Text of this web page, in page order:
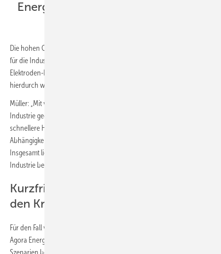
Energiepreiskrisen wappnen“
Die hohen Gaspreise rücken Effizienzmaßnahmen und Elektrifizierung
für die Industrie in den Fokus: Der Umstieg auf Wärmepumpen oder
Elektroden-Heizkessel für die Niedertemperatur-Prozesswärme wird
hierdurch wirtschaftlicher.
Müller: „Mit verbesserter Energie- und Materialeffizienz kann sich die
Industrie gegen fossile Energiepreiskrisen wappnen. Auch der
schnellere Hochlauf von grünem Wasserstoff ist zentral, um die
Abhängigkeit der Industrie von Erdgas nachhaltig zu senken.“
Insgesamt liegen die Erdgas-Einsparpotenziale bis 2027 in der
Industrie bei 69 TWh/a.
Kurzfristige Einsparpotenziale für
den Krisenfall
Für den Fall von akut ausbleibenden Gaslieferungen aus Russland hat
Agora Energiewende die kurzfristigen Einsparpotenziale für zwei